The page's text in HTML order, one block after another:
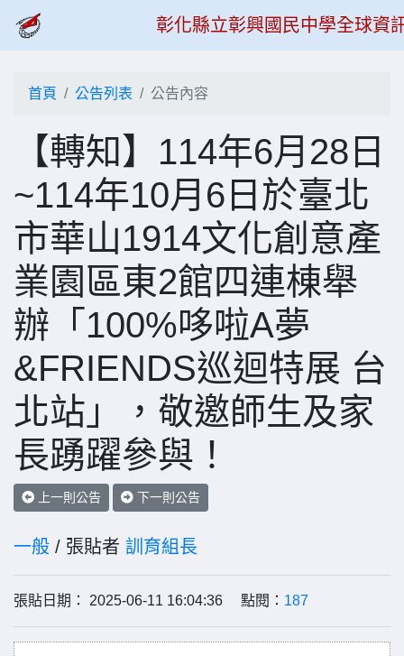
彰化縣立彰興國民中學全球資
首頁 公告列表 公告內容
【轉知】114年6月28日
~114年10月6日於臺北
市華山1914文化創意產
業園區東2館四連棟舉
辦「100%哆啦A夢
&FRIENDS巡迴特展 台
北站」，敬邀師生及家
長踴躍參與！
上一則公告 下一則公告
一般 / 張貼者 訓育組長
張貼日期： 2025-06-11 16:04:36 點閱： 187